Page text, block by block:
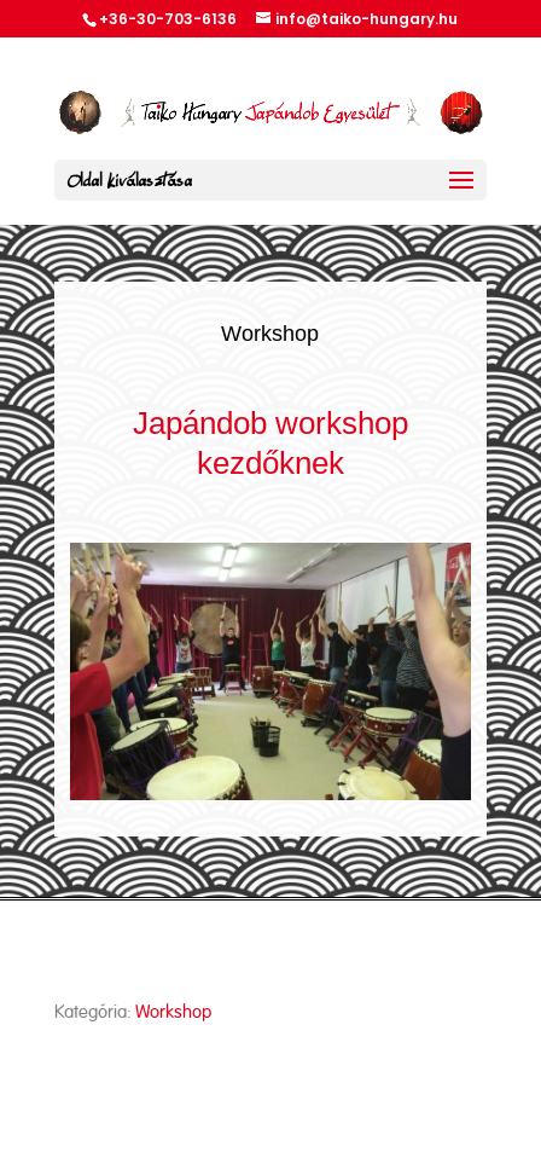
+36-30-703-6136 info@taiko-hungary.hu
Oldal kiválasztása
Workshop
Japándob workshop
kezdőknek
Kategória: Workshop